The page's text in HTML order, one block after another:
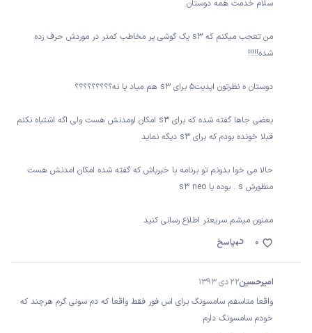
سلام خدمت همه دوستان
من تعجب میکنم که s3 یک گوشی پر مخاطب کمتر در موردش حرف زده
شده!!!!!
دوستان ه نظرتون اپدیت۵ برای s3 هم میاد یا نه؟؟؟؟؟؟؟؟؟
بعضی جاها گفته شده که برای s3 امکان اومدنش هست ولی اگه اشتباه نکنم
قبلا خونده بودم که برای s3 دیگه نماید
حالا می خوا بدونم تو برنامه با خبرباش که گفته شده امکان امدنش هست
منظورش s . بوده یا s3 neo
ممنون میشم سریعتر اطلاع رسانی کنید
پاسخ
0
امیرحسین22 دی 1393
واقعا متاسفم سامسونگ برای اس فور فقط واقعا که دم سونی گرم هرچند که
خودم سامسونگ دارم